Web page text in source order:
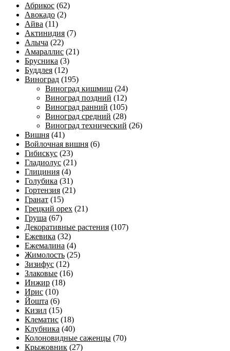
Абрикос (62)
Авокадо (2)
Айва (11)
Актинидия (7)
Алыча (22)
Амараллис (21)
Брусника (3)
Буддлея (12)
Виноград (195)
Виноград кишмиш (24)
Виноград поздний (12)
Виноград ранний (105)
Виноград средний (28)
Виноград технический (26)
Вишня (41)
Войлочная вишня (6)
Гибискус (23)
Гладиолус (21)
Глициния (4)
Голубика (31)
Гортензия (21)
Гранат (15)
Грецкий орех (21)
Груша (67)
Декоративные растения (107)
Ежевика (32)
Ежемалина (4)
Жимолость (25)
Зизифус (12)
Злаковые (16)
Инжир (18)
Ирис (10)
Йошта (6)
Кизил (15)
Клематис (18)
Клубника (40)
Колоновидные саженцы (70)
Крыжовник (27)